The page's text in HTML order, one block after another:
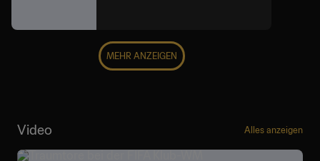
MEHR ANZEIGEN
Video Alles anzeigen